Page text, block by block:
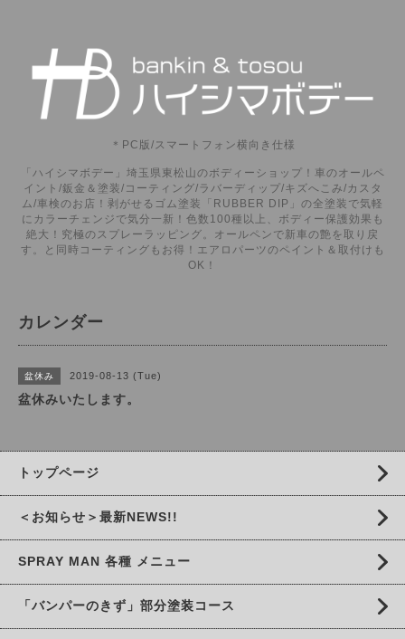
＊PC版/スマートフォン横向き仕様
「ハイシマボデー」埼玉県東松山のボディーショップ！車のオールペ
イント/鈑金＆塗装/コーティング/ラバーディップ/キズへこみ/カスタ
ム/車検のお店！剥がせるゴム塗装「RUBBER DIP」の全塗装で気軽
にカラーチェンジで気分一新！色数100種以上、ボディー保護効果も
絶大！究極のスプレーラッピング。オールペンで新車の艶を取り戻
す。と同時コーティングもお得！エアロパーツのペイント＆取付けも
OK！
カレンダー
盆休み 2019-08-13 (Tue)
盆休みいたします。
トップページ
＜お知らせ＞最新NEWS!!
SPRAY MAN 各種 メニュー
「バンパーのきず」部分塗装コース